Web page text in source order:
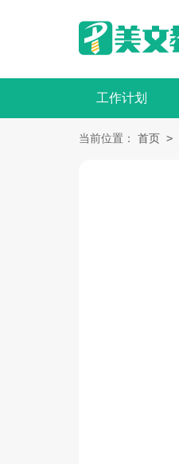
工作计划
当前位置： 首页 >